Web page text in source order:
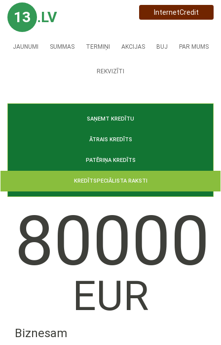
13 .LV InternetCredit
JAUNUMI SUMMAS TERMIŅI AKCIJAS BUJ PAR MUMS
REKVIZĪTI
SAŅEMT KREDĪTU
ĀTRAIS KREDĪTS
PATĒRIŅA KREDĪTS
KREDĪTSPECIĀLISTA RAKSTI
80000
EUR
Biznesam